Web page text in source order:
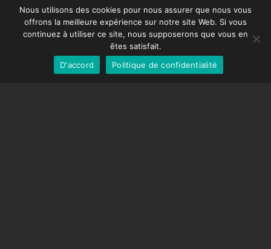
DDMX-512
DMC-32
Capuchon de correction EOS LV
Nous utilisons des cookies pour nous assurer que nous vous
offrons la meilleure expérience sur notre site Web. Si vous
continuez à utiliser ce site, nous supposerons que vous en
êtes satisfait.
D'accord
Politique de confidentialité
French
German
Spanish